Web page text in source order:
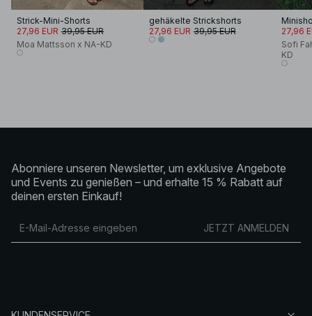
Strick-Mini-Shorts
27,96 EUR 39,95 EUR
Moa Mattsson x NA-KD
gehäkelte Strickshorts
27,96 EUR 39,95 EUR
27,96
Sofi
KD
Abonniere unseren Newsletter, um exklusive Angebote
und Events zu genießen – und erhalte 15 % Rabatt auf
deinen ersten Einkauf!
JETZT ANMELDEN